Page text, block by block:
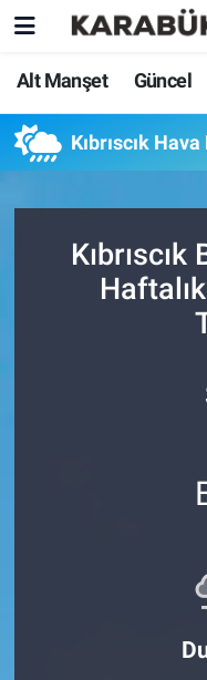
Alt Manşet Güncel
Kıbrıscık
Kıbrıscık